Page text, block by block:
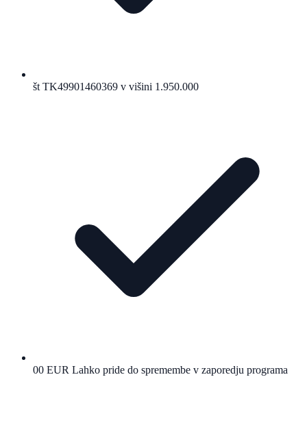
št TK49901460369 v višini 1.950.000
00 EUR Lahko pride do spremembe v zaporedju programa